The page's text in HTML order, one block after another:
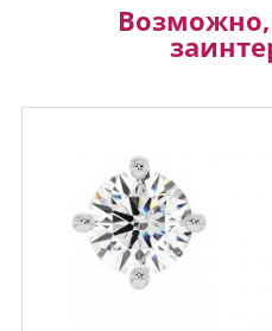
Возможно,